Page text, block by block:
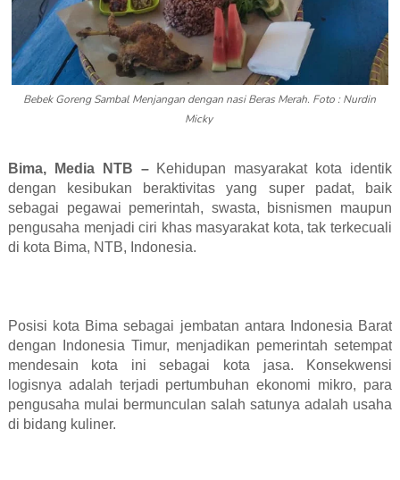
Bebek Goreng Sambal Menjangan dengan nasi Beras Merah. Foto : Nurdin
Micky
Bima, Media NTB – Kehidupan masyarakat kota identik
dengan kesibukan beraktivitas yang super padat, baik
sebagai pegawai pemerintah, swasta, bisnismen maupun
pengusaha menjadi ciri khas masyarakat kota, tak terkecuali
di kota Bima, NTB, Indonesia.
Posisi kota Bima sebagai jembatan antara Indonesia Barat
dengan Indonesia Timur, menjadikan pemerintah setempat
mendesain kota ini sebagai kota jasa. Konsekwensi
logisnya adalah terjadi pertumbuhan ekonomi mikro, para
pengusaha mulai bermunculan salah satunya adalah usaha
di bidang kuliner.